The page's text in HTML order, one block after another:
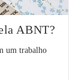
ABNT?
um trabalho